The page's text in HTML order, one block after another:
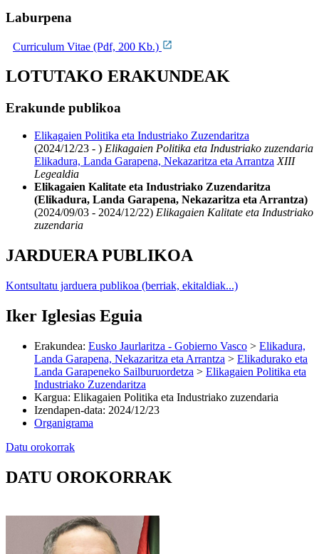
Laburpena
Curriculum Vitae (Pdf, 200 Kb.)
LOTUTAKO ERAKUNDEAK
Erakunde publikoa
Elikagaien Politika eta Industriako Zuzendaritza
(2024/12/23 - ) Elikagaien Politika eta Industriako zuzendaria
Elikadura, Landa Garapena, Nekazaritza eta Arrantza XIII
Legealdia
Elikagaien Kalitate eta Industriako Zuzendaritza
(Elikadura, Landa Garapena, Nekazaritza eta Arrantza)
(2024/09/03 - 2024/12/22) Elikagaien Kalitate eta Industriako
zuzendaria
JARDUERA PUBLIKOA
Kontsultatu jarduera publikoa (berriak, ekitaldiak...)
Iker Iglesias Eguia
Erakundea: Eusko Jaurlaritza - Gobierno Vasco > Elikadura,
Landa Garapena, Nekazaritza eta Arrantza > Elikadurako eta
Landa Garapeneko Sailburuordetza > Elikagaien Politika eta
Industriako Zuzendaritza
Kargua: Elikagaien Politika eta Industriako zuzendaria
Izendapen-data: 2024/12/23
Organigrama
Datu orokorrak
DATU OROKORRAK